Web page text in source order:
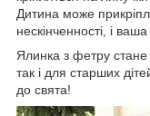
Дитина може
нескінченності, і
Ялинка з фетру
так і для старших
до свята!